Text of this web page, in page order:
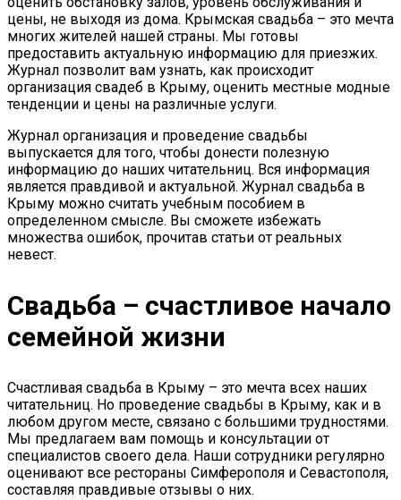
цены, не выходя из дома. Крымская свадьба – это мечта
многих жителей нашей страны. Мы готовы
предоставить актуальную информацию для приезжих.
Журнал позволит вам узнать, как происходит
организация свадеб в Крыму, оценить местные модные
тенденции и цены на различные услуги.
Журнал организация и проведение свадьбы
выпускается для того, чтобы донести полезную
информацию до наших читательниц. Вся информация
является правдивой и актуальной. Журнал свадьба в
Крыму можно считать учебным пособием в
определенном смысле. Вы сможете избежать
множества ошибок, прочитав статьи от реальных
невест.
Свадьба – счастливое начало
семейной жизни
Счастливая свадьба в Крыму – это мечта всех наших
читательниц. Но проведение свадьбы в Крыму, как и в
любом другом месте, связано с большими трудностями.
Мы предлагаем вам помощь и консультации от
специалистов своего дела. Наши сотрудники регулярно
оценивают все рестораны Симферополя и Севастополя,
составляя правдивые отзывы о них.